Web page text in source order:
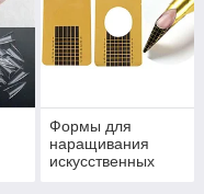
Формы для
наращивания
искусственных